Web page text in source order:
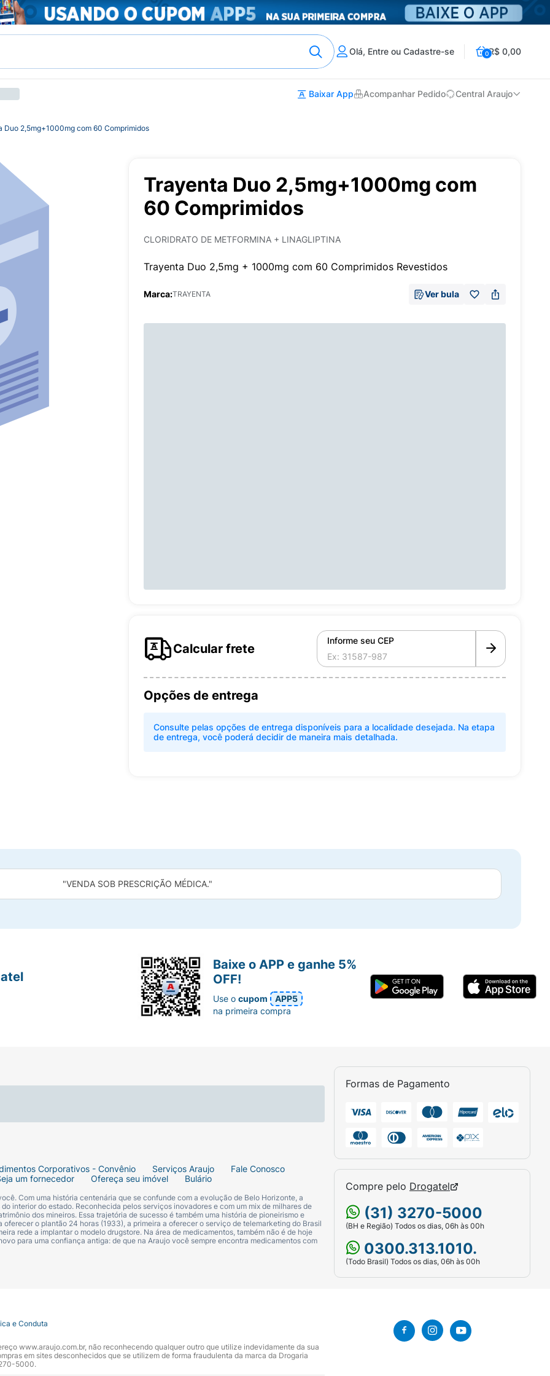
Olá, Entre ou Cadastre-se 0R$ 0,00
Baixar App Acompanhar Pedido Central Araujo
Duo 2,5mg+1000mg com 60 Comprimidos
Trayenta Duo 2,5mg+1000mg com
60 Comprimidos
CLORIDRATO DE METFORMINA + LINAGLIPTINA
Trayenta Duo 2,5mg + 1000mg com 60 Comprimidos Revestidos
Marca:TRAYENTA Ver bula
Calcular frete
Informe seu CEP
Opções de entrega
Consulte pelas opções de entrega disponíveis para a localidade desejada. Na etapa
de entrega, você poderá decidir de maneira mais detalhada.
"VENDA SOB PRESCRIÇÃO MÉDICA."
Corporativos - Convênio Serviços Araujo
Fale Conosco
um fornecedor Ofereça seu imóvel Bulário
Com uma história centenária que se confunde com a evolução de Belo Horizonte, a
interior do estado. Reconhecida pelos serviços inovadores e com um mix de milhares de
dos mineiros. Essa trajetória de sucesso é também uma história de pioneirismo e
o plantão 24 horas (1933), a primeira a oferecer o serviço de telemarketing do Brasil
rede a implantar o modelo drugstore. Na área de medicamentos, também não é de hoje
para uma confiança antiga: de que na Araujo você sempre encontra medicamentos com
Formas de Pagamento
Compre pelo Drogatel
(31) 3270-5000
(BH e Região) Todos os dias, 06h às 00h
0300.313.1010.
(Todo Brasil) Todos os dias, 06h às 00h
Baixe o APP e ganhe 5%
OFF!
Use ocupom
APP5
na primeira compra
e Conduta
www.araujo.com.br, não reconhecendo qualquer outro que utilize indevidamente da sua
em sites desconhecidos que se utilizem de forma fraudulenta da marca da Drogaria
5000.